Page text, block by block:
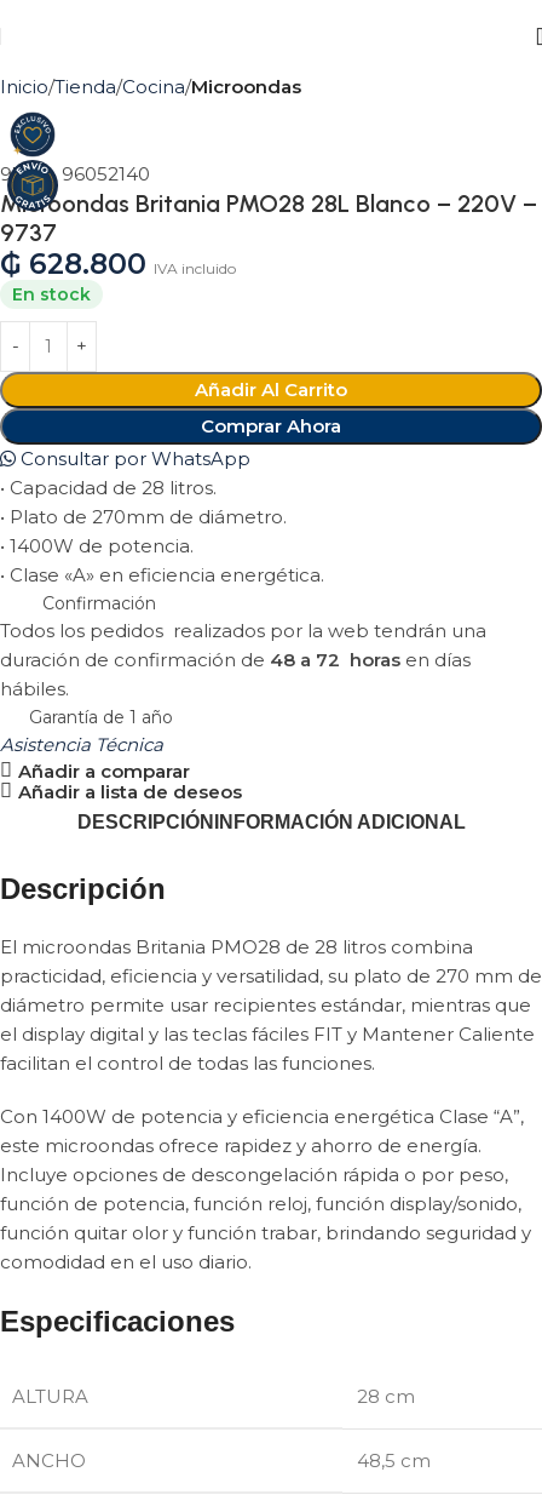
Inicio Tienda Cocina Microondas
9737 - 96052140
Microondas Britania PMO28 28L Blanco – 220V –
9737
₲ 628.800 IVA incluido
En stock
Añadir Al Carrito
Comprar Ahora
Consultar por WhatsApp
• Capacidad de 28 litros.
• Plato de 270mm de diámetro.
• 1400W de potencia.
• Clase «A» en eficiencia energética.
Confirmación
Todos los pedidos realizados por la web tendrán una
duración de confirmación de 48 a 72 horas en días
hábiles.
Garantía de 1 año
Asistencia Técnica
Añadir a comparar
Añadir a lista de deseos
DESCRIPCIÓN INFORMACIÓN ADICIONAL
Descripción
El microondas Britania PMO28 de 28 litros combina
practicidad, eficiencia y versatilidad, su plato de 270 mm de
diámetro permite usar recipientes estándar, mientras que
el display digital y las teclas fáciles FIT y Mantener Caliente
facilitan el control de todas las funciones.
Con 1400W de potencia y eficiencia energética Clase “A”,
este microondas ofrece rapidez y ahorro de energía.
Incluye opciones de descongelación rápida o por peso,
función de potencia, función reloj, función display/sonido,
función quitar olor y función trabar, brindando seguridad y
comodidad en el uso diario.
Especificaciones
ALTURA 28 cm
ANCHO 48,5 cm